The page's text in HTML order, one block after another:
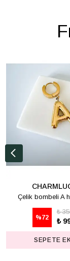
Çelik bombeli A
%72
₺
₺
SEPETE